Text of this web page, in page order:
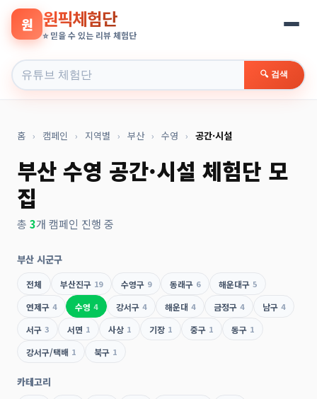
원 원픽체험단
⭐ 믿을 수 있는 리뷰 체험단
🔍 검색
홈 › 캠페인 › 지역별 › 부산 › 수영 › 공간·시설
부산 수영 공간·시설 체험단 모
집
총 3개 캠페인 진행 중
부산 시군구
전체 부산진구 19 수영구 9 동래구 6 해운대구 5
연제구 4 수영 4 강서구 4 해운대 4 금정구 4 남구 4
서구 3 서면 1 사상 1 기장 1 중구 1 동구 1
강서구/택배 1 북구 1
카테고리